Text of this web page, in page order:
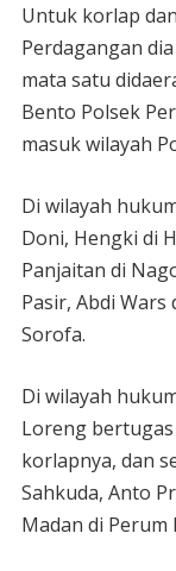
Untuk korlap
Perdagangan
mata satu
Bento Polsek
masuk wilayah
Di wilayah
Doni, Hengki di
Panjaitan di
Pasir, Abdi
Sorofa.
Di wilayah
Loreng
korlapnya, dan
Sahkuda, Anto
Madan di Perum